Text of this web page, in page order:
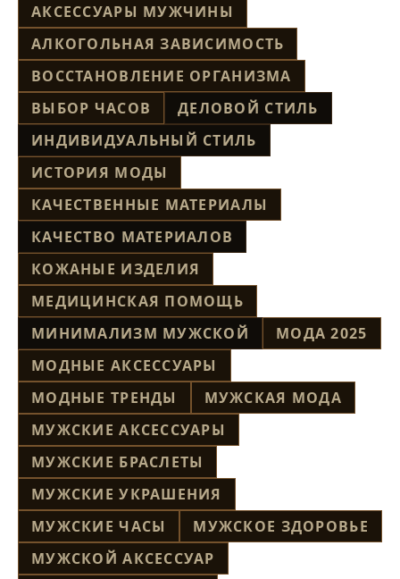
АКСЕССУАРЫ МУЖЧИНЫ
АЛКОГОЛЬНАЯ ЗАВИСИМОСТЬ
ВОССТАНОВЛЕНИЕ ОРГАНИЗМА
ВЫБОР ЧАСОВ
ДЕЛОВОЙ СТИЛЬ
ИНДИВИДУАЛЬНЫЙ СТИЛЬ
ИСТОРИЯ МОДЫ
КАЧЕСТВЕННЫЕ МАТЕРИАЛЫ
КАЧЕСТВО МАТЕРИАЛОВ
КОЖАНЫЕ ИЗДЕЛИЯ
МЕДИЦИНСКАЯ ПОМОЩЬ
МИНИМАЛИЗМ МУЖСКОЙ
МОДА 2025
МОДНЫЕ АКСЕССУАРЫ
МОДНЫЕ ТРЕНДЫ
МУЖСКАЯ МОДА
МУЖСКИЕ АКСЕССУАРЫ
МУЖСКИЕ БРАСЛЕТЫ
МУЖСКИЕ УКРАШЕНИЯ
МУЖСКИЕ ЧАСЫ
МУЖСКОЕ ЗДОРОВЬЕ
МУЖСКОЙ АКСЕССУАР